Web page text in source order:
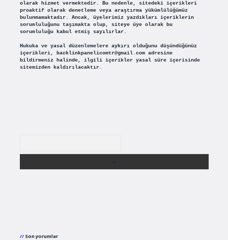
olarak hizmet vermektedir. Bu nedenle, sitedeki içerikleri
proaktif olarak denetleme veya araştırma yükümlülüğümüz
bulunmamaktadır. Ancak, üyelerimiz yazdıkları içeriklerin
sorumluluğunu taşımakta olup, siteye üye olarak bu
sorumluluğu kabul etmiş sayılırlar.
Hukuka ve yasal düzenlemelere aykırı olduğunu düşündüğünüz
içerikleri, backlinkpanelicomtr@gmail.comadresine
bildirmeniz halinde, ilgili içerikler yasal süre içerisinde
sitemizden kaldırılacaktır.
Son yorumlar